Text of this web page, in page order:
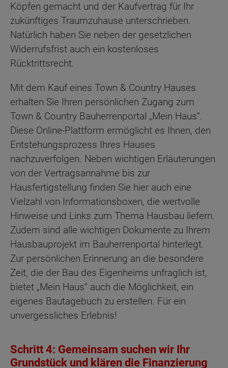
Köpfen gemacht und der Kaufvertrag für Ihr
zukünftiges Traumzuhause unterschrieben.
Natürlich haben Sie neben der gesetzlichen
Widerrufsfrist auch ein kostenloses
Rücktrittsrecht.
Mit dem Kauf eines Town & Country Hauses
erhalten Sie Ihren persönlichen Zugang zum
Town & Country Bauherrenportal „Mein Haus“.
Diese Online-Plattform ermöglicht es Ihnen, den
Entstehungsprozess Ihres Hauses
nachzuverfolgen. Neben wichtigen Erläuterungen
von der Vertragsannahme bis zur
Hausfertigstellung finden Sie hier auch eine
Vielzahl von Informationsboxen, die wertvolle
Hinweise und Links zum Thema Hausbau liefern.
Zudem sind alle wichtigen Dokumente zu Ihrem
Hausbauprojekt im Bauherrenportal hinterlegt.
Zur persönlichen Erinnerung an die besondere
Zeit, die der Bau des Eigenheims unfraglich ist,
bietet „Mein Haus“ auch die Möglichkeit, ein
eigenes Bautagebuch zu erstellen. Für ein
unvergessliches Erlebnis!
Schritt 4: Gemeinsam suchen wir Ihr
Grundstück und klären die Finanzierung